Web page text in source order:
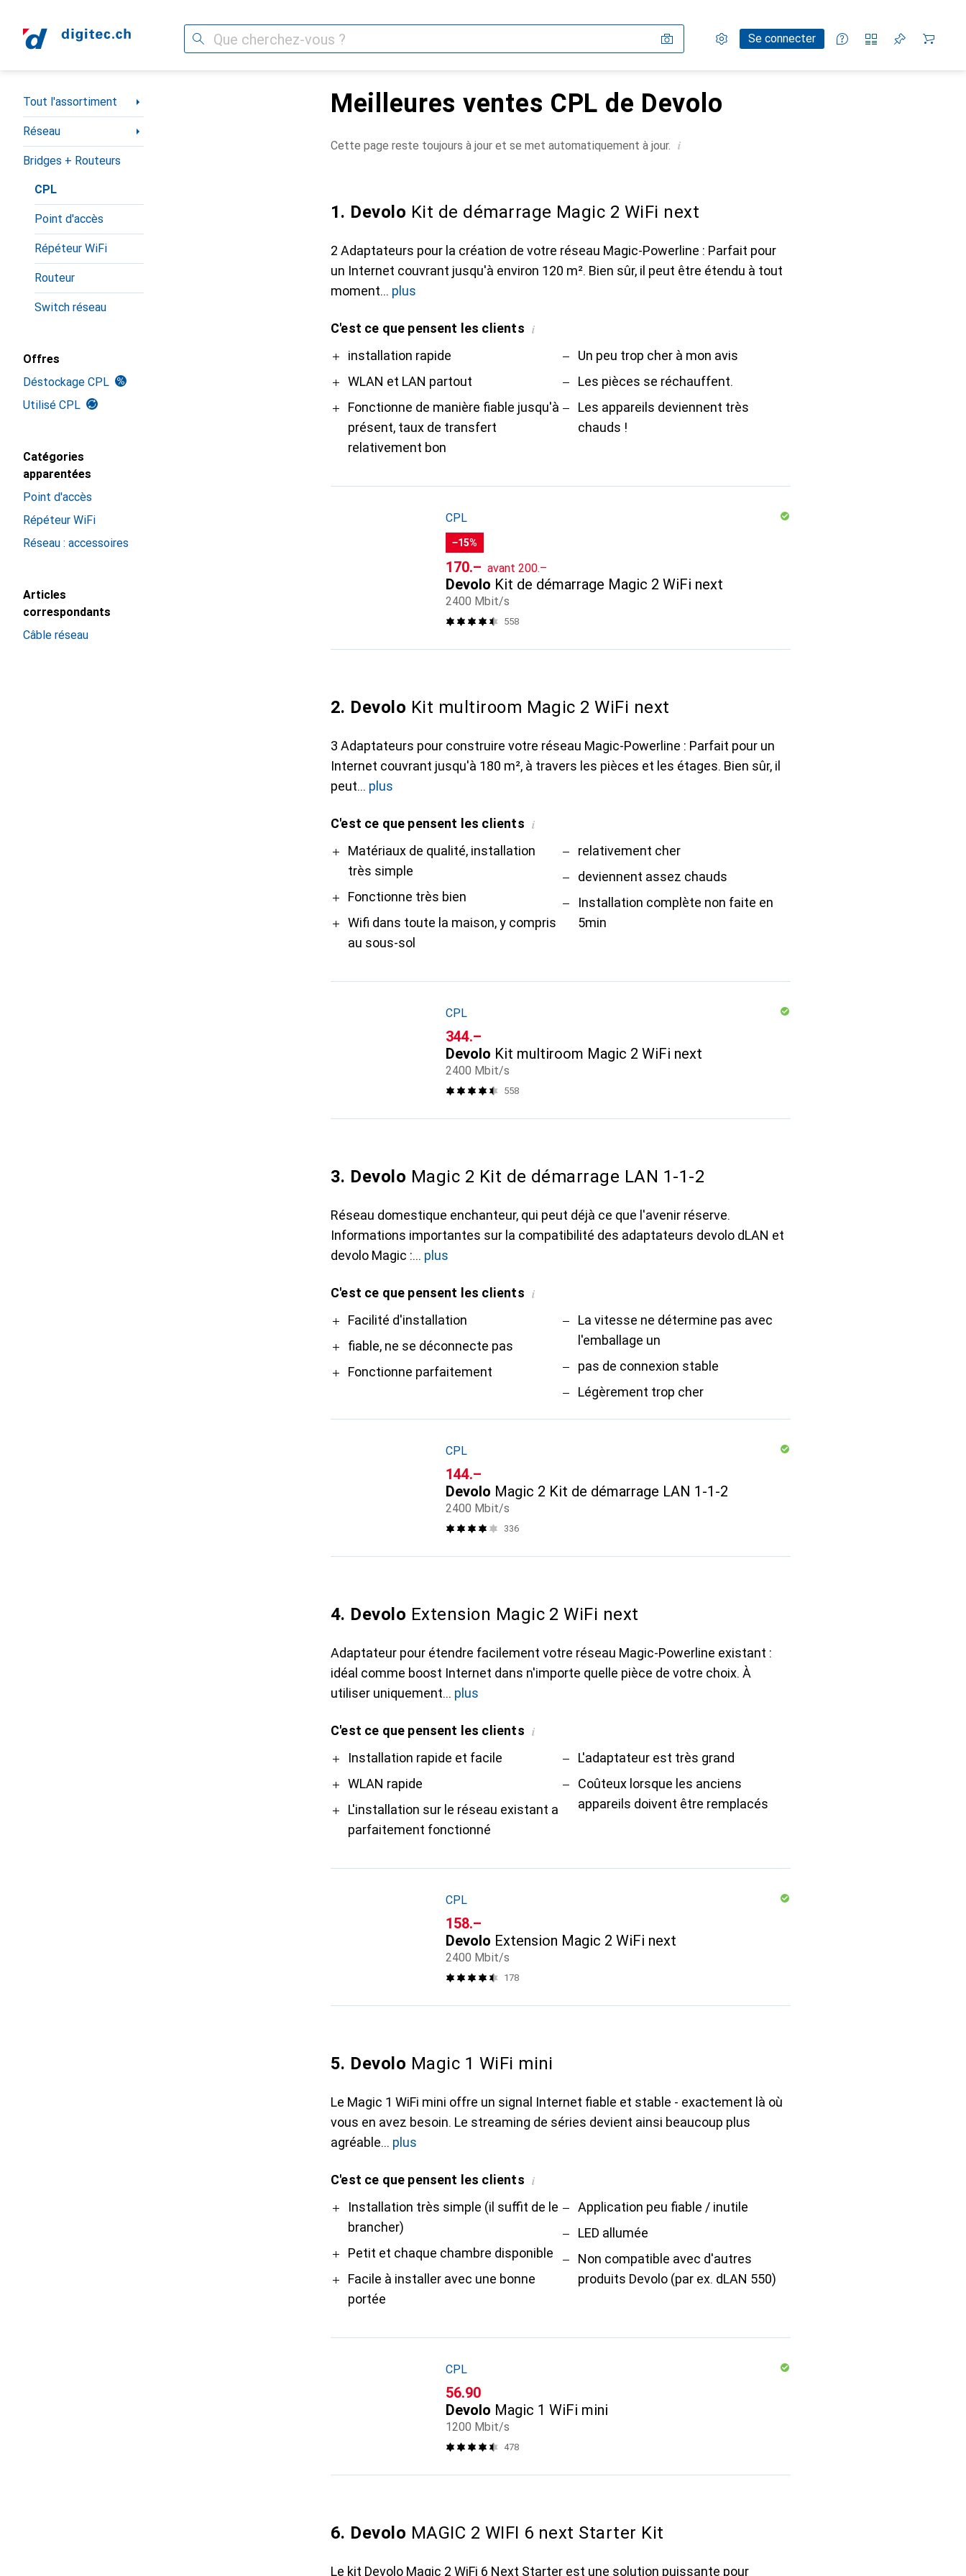
Recherche Paramètres
Compte clientSe connecter
Listes de comparaison
Listes d'envies
Panier
Navigation par catégorie
Tout l'assortiment
Réseau
Bridges + Routeurs
CPL
Point d'accès
Répéteur WiFi
Routeur
Switch réseau
Offres
Déstockage CPL
Utilisé CPL
Catégories
apparentées
Point d'accès
Répéteur WiFi
Réseau : accessoires
Articles
correspondants
Câble réseau
Meilleures ventes CPL de Devolo
Cette page reste toujours à jour et se met automatiquement à jour. i
1. Devolo Kit de démarrage Magic 2 WiFi next
2 Adaptateurs pour la création de votre réseau Magic-Powerline : Parfait pour
un Internet couvrant jusqu'à environ 120 m². Bien sûr, il peut être étendu à tout
moment
plus
C'est ce que pensent les clients i
Proinstallation rapide
WLAN et LAN partout
Fonctionne de manière fiable jusqu'à
présent, taux de transfert
relativement bon
Contre
Un peu trop cher à mon avis
Les pièces se réchauffent.
Les appareils deviennent très
chauds !
CPL
−15%
CHF
170.– avant CHF
200.–
Devolo Kit de démarrage Magic 2 WiFi next
2400 Mbit/s
558
2. Devolo Kit multiroom Magic 2 WiFi next
3 Adaptateurs pour construire votre réseau Magic-Powerline : Parfait pour un
Internet couvrant jusqu'à 180 m², à travers les pièces et les étages. Bien sûr, il
peut
plus
C'est ce que pensent les clients i
ProMatériaux de qualité, installation
très simple
Fonctionne très bien
Wifi dans toute la maison, y compris
au sous-sol
Contre
relativement cher
deviennent assez chauds
Installation complète non faite en
5min
CPL
CHF
344.–
Devolo Kit multiroom Magic 2 WiFi next
2400 Mbit/s
558
3. Devolo Magic 2 Kit de démarrage LAN 1-1-2
Réseau domestique enchanteur, qui peut déjà ce que l'avenir réserve.
Informations importantes sur la compatibilité des adaptateurs devolo dLAN et
devolo Magic :
plus
C'est ce que pensent les clients i
ProFacilité d'installation
fiable, ne se déconnecte pas
Fonctionne parfaitement
Contre
La vitesse ne détermine pas avec
l'emballage un
pas de connexion stable
Légèrement trop cher
CPL
CHF
144.–
Devolo Magic 2 Kit de démarrage LAN 1-1-2
2400 Mbit/s
336
4. Devolo Extension Magic 2 WiFi next
Adaptateur pour étendre facilement votre réseau Magic-Powerline existant :
idéal comme boost Internet dans n'importe quelle pièce de votre choix. À
utiliser uniquement
plus
C'est ce que pensent les clients i
ProInstallation rapide et facile
WLAN rapide
L'installation sur le réseau existant a
parfaitement fonctionné
Contre
L'adaptateur est très grand
Coûteux lorsque les anciens
appareils doivent être remplacés
CPL
CHF
158.–
Devolo Extension Magic 2 WiFi next
2400 Mbit/s
178
5. Devolo Magic 1 WiFi mini
Le Magic 1 WiFi mini offre un signal Internet fiable et stable - exactement là où
vous en avez besoin. Le streaming de séries devient ainsi beaucoup plus
agréable
plus
C'est ce que pensent les clients i
ProInstallation très simple (il suffit de le
brancher)
Petit et chaque chambre disponible
Facile à installer avec une bonne
portée
Contre
Application peu fiable / inutile
LED allumée
Non compatible avec d'autres
produits Devolo (par ex. dLAN 550)
CPL
CHF
56.90
Devolo Magic 1 WiFi mini
1200 Mbit/s
478
6. Devolo MAGIC 2 WIFI 6 next Starter Kit
Le kit Devolo Magic 2 WiFi 6 Next Starter est une solution puissante pour